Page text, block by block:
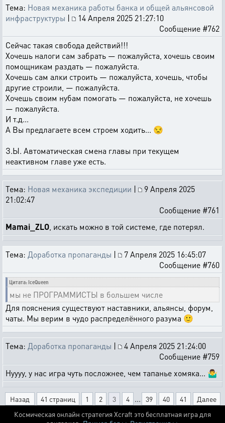
Тема: Новая механика работы банка и общей альянсовой
инфраструктуры |
14 Апреля 2025 21:27:10
Сообщение #762
Сейчас такая свобода действий!!!
Хочешь налоги сам забрать — пожалуйста, хочешь своим
помощникам раздать — пожалуйста.
Хочешь сам алки строить — пожалуйста, хочешь, чтобы
другие строили, — пожалуйста.
Хочешь своим нубам помогать — пожалуйста, не хочешь
— пожалуйста.
И т.д...
А Вы предлагаете всем строем ходить... 😒
З.Ы. Автоматическая смена главы при текущем
неактивном главе уже есть.
Тема: Новая механика экспедиции |
9 Апреля 2025
21:02:47
Сообщение #761
Mamai_ZLO , искать можно в той системе, где потерял.
Тема: Доработка пропаганды |
7 Апреля 2025 16:45:07
Сообщение #760
Цитата: IceQueen
мы не ПРОГРАММИСТЫ в большем числе
Для пояснения существуют наставники, альянсы, форум,
чаты. Мы верим в чудо распределённого разума 🙂
Тема: Доработка пропаганды |
4 Апреля 2025 21:24:00
Сообщение #759
Нуууу, у нас игра чуть посложнее, чем тапанье хомяка... 🤷‍♂️
Назад 41 страниц 1 2 3 4 ... 39 40 41
Далее
Космическая онлайн стратегия Xcraft это бесплатная игра для